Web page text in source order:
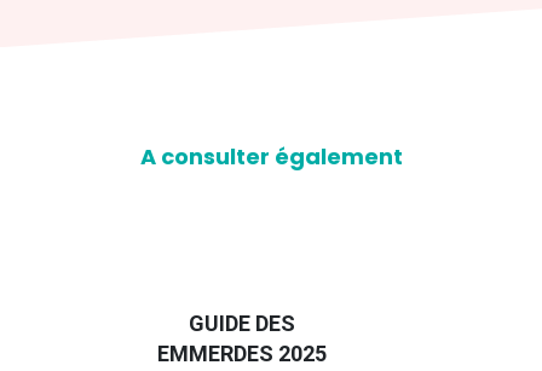
A consulter également
GUIDE DES
EMMERDES 2025